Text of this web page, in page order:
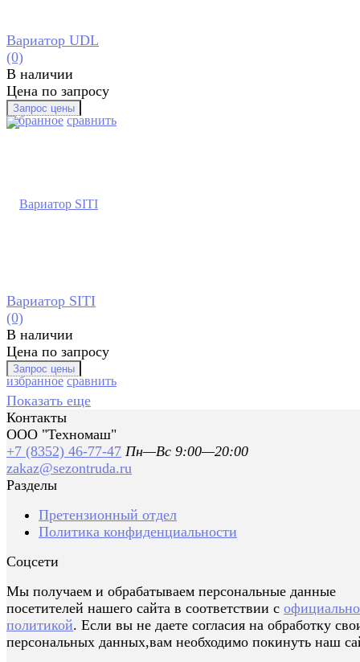
избранное сравнить
Вариатор UDL
(0)
В наличии
Цена по запросу
избранное сравнить
Вариатор SITI
(0)
В наличии
Цена по запросу
Показать еще
Контакты
ООО "Техномаш"
+7 (8352) 46-77-47 Пн—Вс 9:00—20:00
zakaz@sezontruda.ru
Разделы
Претензионный отдел
Политика конфиденциальности
Соцсети
Мы получаем и обрабатываем персональные данные
посетителей нашего сайта в соответствии с
политикой. Если вы не даете согласия на обработку
персональных данных,вам необходимо покинуть наш